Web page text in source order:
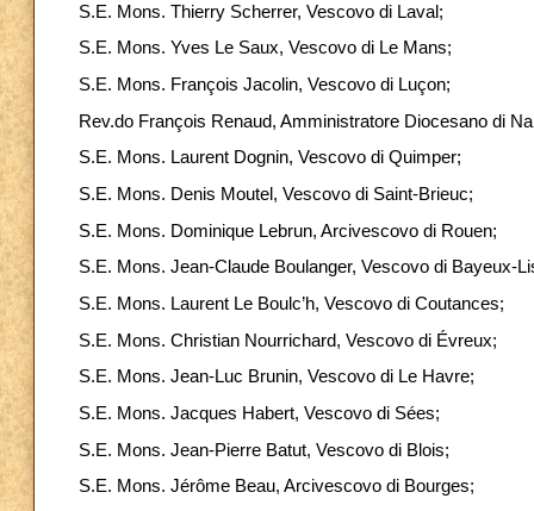
S.E. Mons. Thierry Scherrer, Vescovo di Laval;
S.E. Mons. Yves Le Saux, Vescovo di Le Mans;
S.E. Mons. François Jacolin, Vescovo di Luçon;
Rev.do François Renaud, Amministratore Diocesano di
S.E. Mons. Laurent Dognin, Vescovo di Quimper;
S.E. Mons. Denis Moutel, Vescovo di Saint-Brieuc;
S.E. Mons. Dominique Lebrun, Arcivescovo di Rouen;
S.E. Mons. Jean-Claude Boulanger, Vescovo di Bayeux-
S.E. Mons. Laurent Le Boulc’h, Vescovo di Coutances;
S.E. Mons. Christian Nourrichard, Vescovo di Évreux;
S.E. Mons. Jean-Luc Brunin, Vescovo di Le Havre;
S.E. Mons. Jacques Habert, Vescovo di Sées;
S.E. Mons. Jean-Pierre Batut, Vescovo di Blois;
S.E. Mons. Jérôme Beau, Arcivescovo di Bourges;